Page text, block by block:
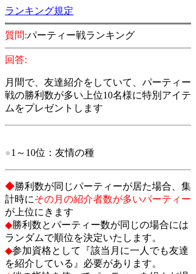
ランキング規定
質問:パーティー戦ランキング
回答:
月間で、友達紹介をしていて、パーティー
戦の勝利数が多い上位10名様に特別アイテ
ムをプレゼントします
●1～10位： 友情の種
◆勝利数が同じパーティーが居た場合、集
計時にその月の紹介者数が多いパーティー
が上位にきます
◆勝利数とパーティー数が同じの場合には
ランダムで順位を決定いたします。
◆参加資格として『該当月に一人でも友達
を紹介している』必要があります。